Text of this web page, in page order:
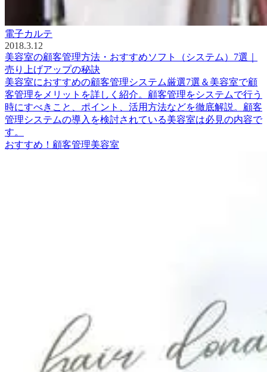
電子カルテ
2018.3.12
美容室の顧客管理方法・おすすめソフト（システム）7選｜
売り上げアップの秘訣
美容室におすすめの顧客管理システム厳選7選＆美容室で顧
客管理をメリットを詳しく紹介。顧客管理をシステムで行う
時にすべきこと、ポイント、活用方法などを徹底解説。顧客
管理システムの導入を検討されている美容室は必見の内容で
す。
おすすめ！ 顧客管理美容室